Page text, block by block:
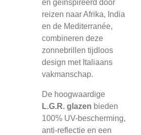
en geïnspireerd door
reizen naar Afrika, India
en de Mediterranée,
combineren deze
zonnebrillen tijdloos
design met Italiaans
vakmanschap.
De hoogwaardige
L.G.R. glazen bieden
100% UV-bescherming,
anti-reflectie en een